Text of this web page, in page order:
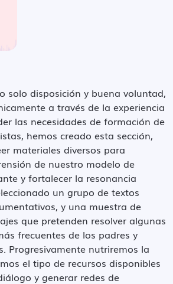
solo disposición y buena voluntad,
a través de la experiencia
las necesidades de formación de
hemos creado esta sección,
materiales diversos para
de nuestro modelo de
y fortalecer la resonancia
un grupo de textos
y una muestra de
que pretenden resolver algunas
frecuentes de los padres y
Progresivamente nutriremos la
el tipo de recursos disponibles
y generar redes de